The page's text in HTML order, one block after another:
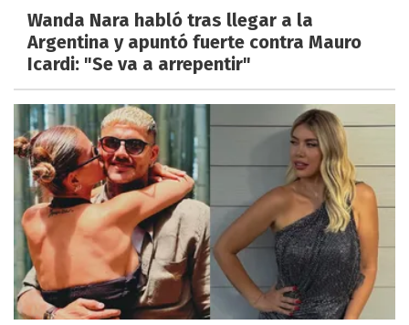
Wanda Nara habló tras llegar a la
Argentina y apuntó fuerte contra Mauro
Icardi: "Se va a arrepentir"